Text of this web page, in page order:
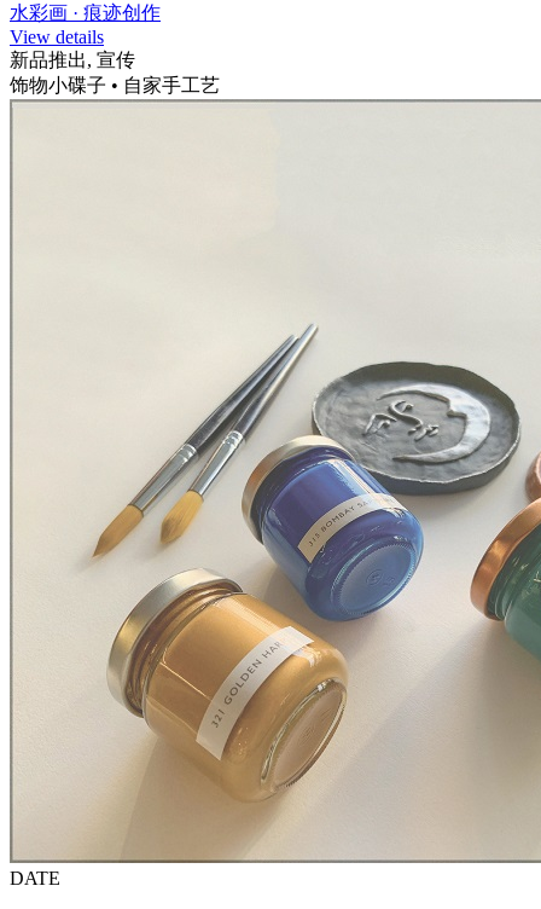
水彩画 · 痕迹创作
View details
新品推出, 宣传
饰物小碟子 • 自家手工艺
DATE